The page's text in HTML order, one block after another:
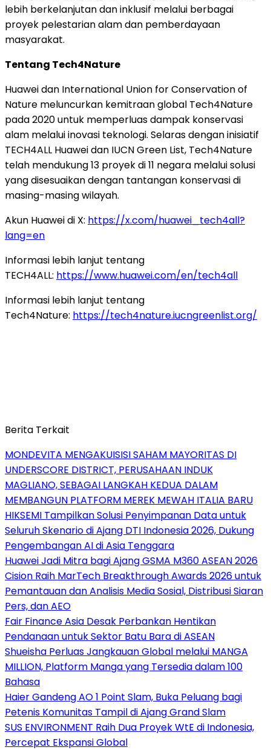
lebih berkelanjutan dan inklusif melalui berbagai
proyek pelestarian alam dan pemberdayaan
masyarakat.
Tentang Tech4Nature
Huawei dan International Union for Conservation of
Nature meluncurkan kemitraan global Tech4Nature
pada 2020 untuk memperluas dampak konservasi
alam melalui inovasi teknologi. Selaras dengan inisiatif
TECH4ALL Huawei dan IUCN Green List, Tech4Nature
telah mendukung 13 proyek di 11 negara melalui solusi
yang disesuaikan dengan tantangan konservasi di
masing-masing wilayah.
Akun Huawei di X: https://x.com/huawei_tech4all?
lang=en
Informasi lebih lanjut tentang
TECH4ALL: https://www.huawei.com/en/tech4all
Informasi lebih lanjut tentang
Tech4Nature: https://tech4nature.iucngreenlist.org/
Berita Terkait
MONDEVITA MENGAKUISISI SAHAM MAYORITAS DI
UNDERSCORE DISTRICT, PERUSAHAAN INDUK
MAGLIANO, SEBAGAI LANGKAH KEDUA DALAM
MEMBANGUN PLATFORM MEREK MEWAH ITALIA BARU
HIKSEMI Tampilkan Solusi Penyimpanan Data untuk
Seluruh Skenario di Ajang DTI Indonesia 2026, Dukung
Pengembangan AI di Asia Tenggara
Huawei Jadi Mitra bagi Ajang GSMA M360 ASEAN 2026
Cision Raih MarTech Breakthrough Awards 2026 untuk
Pemantauan dan Analisis Media Sosial, Distribusi Siaran
Pers, dan AEO
Fair Finance Asia Desak Perbankan Hentikan
Pendanaan untuk Sektor Batu Bara di ASEAN
Shueisha Perluas Jangkauan Global melalui MANGA
MILLION, Platform Manga yang Tersedia dalam 100
Bahasa
Haier Gandeng AO 1 Point Slam, Buka Peluang bagi
Petenis Komunitas Tampil di Ajang Grand Slam
SUS ENVIRONMENT Raih Dua Proyek WtE di Indonesia,
Percepat Ekspansi Global